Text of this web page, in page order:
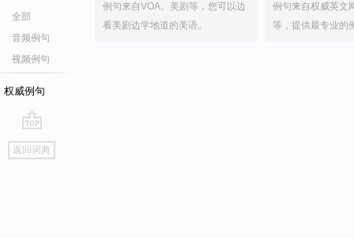
全部
音频例句
视频例句
权威例句
go
top
返回词典
例句来自VOA、美剧等，您可以边
看美剧边学地道的美语。
例句来自权威英文
等，提供最专业的